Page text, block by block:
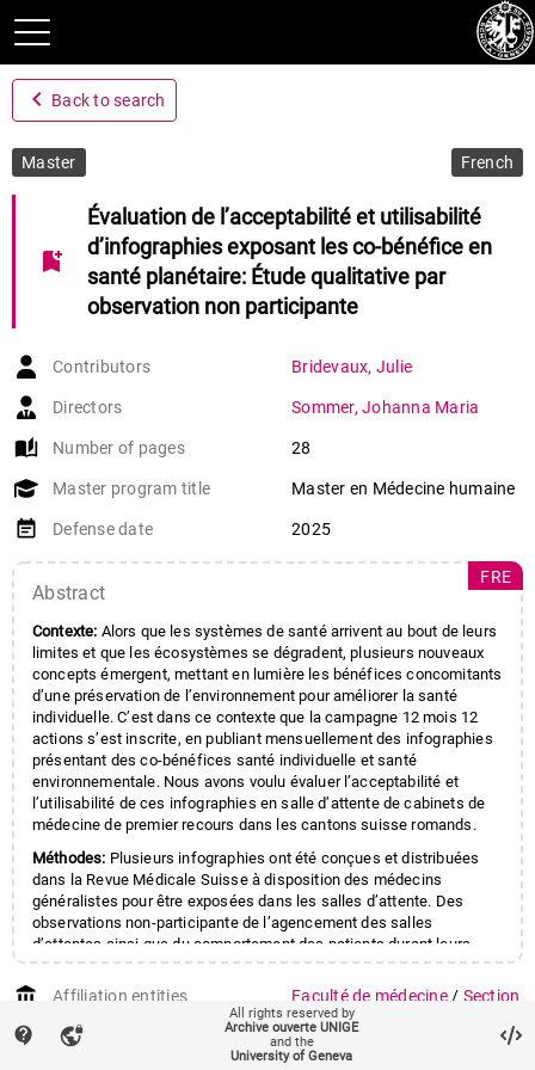
navigate_before Back to search
Master French
bookmark_add
Évaluation de l’acceptabilité et utilisabilité
d’infographies exposant les co-bénéfice en
santé planétaire: Étude qualitative par
observation non participante
Contributors Bridevaux, Julie
Directors Sommer, Johanna Maria
auto_stories Number of pages 28
Master program title Master en Médecine humaine
event_note Defense date 2025
Abstract
Contexte: Alors que les systèmes de santé arrivent au bout de leurs
limites et que les écosystèmes se dégradent, plusieurs nouveaux
concepts émergent, mettant en lumière les bénéfices concomitants
d’une préservation de l’environnement pour améliorer la santé
individuelle. C’est dans ce contexte que la campagne 12 mois 12
actions s’est inscrite, en publiant mensuellement des infographies
présentant des co-bénéfices santé individuelle et santé
environnementale. Nous avons voulu évaluer l’acceptabilité et
l’utilisabilité de ces infographies en salle d’attente de cabinets de
médecine de premier recours dans les cantons suisse romands.
Méthodes: Plusieurs infographies ont été conçues et distribuées
dans la Revue Médicale Suisse à disposition des médecins
généralistes pour être exposées dans les salles d’attente. Des
observations non-participante de l’agencement des salles
d’attentes ainsi que du comportement des patients durant leurs
attentes ont été réalisées. Les résultats ont ensuite été analysés
sur Atlas.ti.
Résultats:
Un facteur facilitant considérablement la lecture des
infographies par les patients est la disposition sur une table basse
au centre de la salle d’attente des infographies disponibles à être
FRE
account_balance Affiliation entities Faculté de médecine / Section
de médecine clinique
Département de santé et
contact_support vpn_lock
All rights reserved by
Archive ouverte UNIGE
and the
University of Geneva